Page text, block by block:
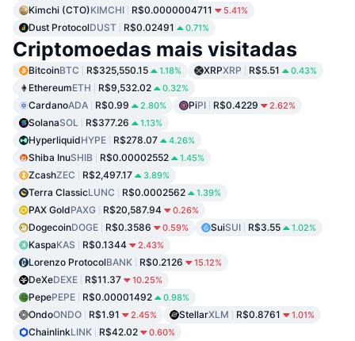
Kimchi (CTO)KIMCHI R$0.0000004711 5.41%
Dust ProtocolDUST R$0.02491 0.71%
Criptomoedas mais visitadas
BitcoinBTC R$325,550.15 1.18% XRPXRP R$5.51 0.43%
EthereumETH R$9,532.02 0.32%
CardanoADA R$0.99 2.80% PiPI R$0.4229 2.62%
SolanaSOL R$377.26 1.13%
HyperliquidHYPE R$278.07 4.26%
Shiba InuSHIB R$0.00002552 1.45%
ZcashZEC R$2,497.17 3.89%
Terra ClassicLUNC R$0.0002562 1.39%
PAX GoldPAXG R$20,587.94 0.26%
DogecoinDOGE R$0.3586 0.59% SuiSUI R$3.55 1.02%
KaspaKAS R$0.1344 2.43%
Lorenzo ProtocolBANK R$0.2126 15.12%
DeXeDEXE R$11.37 10.25%
PepePEPE R$0.00001492 0.98%
OndoONDO R$1.91 2.45% StellarXLM R$0.8761 1.01%
ChainlinkLINK R$42.02 0.60%